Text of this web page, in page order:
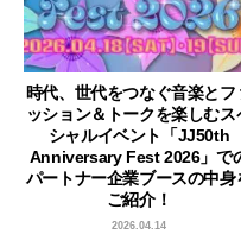
時代、世代をつなぐ音楽とフ
ッション＆トークを楽しむス
シャルイベント「JJ50th
Anniversary Fest 2026」で
パートナー企業ブースの中身
ご紹介！
2026.04.14